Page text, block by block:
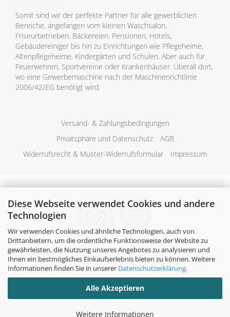
Diese Webseite verwendet Cookies und andere
Technologien
Wir verwenden Cookies und ähnliche Technologien, auch von
Drittanbietern, um die ordentliche Funktionsweise der Website zu
gewährleisten, die Nutzung unseres Angebotes zu analysieren und
Ihnen ein bestmögliches Einkaufserlebnis bieten zu können. Weitere
Informationen finden Sie in unserer Datenschutzerklärung.
Alle Akzeptieren
Weitere Informationen
Somit sind wir der perfekte Partner für alle gewerblichen
Bereiche, angefangen vom kleinen Waschsalon,
Friseurbetrieben, Bäckereien, Pensionen, Hotels,
Gebäudereiniger bis hin zu Einrichtungen wie Pflegeheime,
Altenpflegeheime, Kindergärten und Schulen. Aber auch für
Feuerwehren, Sportvereine oder Krankenhäuser. Überall dort,
wo eine Gewerbemaschine nach der Maschinenrichtlinie
2006/42/EG benötigt wird.
Versand- & Zahlungsbedingungen
Privatsphäre und Datenschutz
AGB
Widerrufsrecht & Muster-Widerrufsformular
Impressum
Alle Preise verstehen sich inklusive der gesetzlichen
Mehrwertsteuer, zzgl.Versandkostensoweit nicht anders
Alle Rechte vorbehalten. © 2026